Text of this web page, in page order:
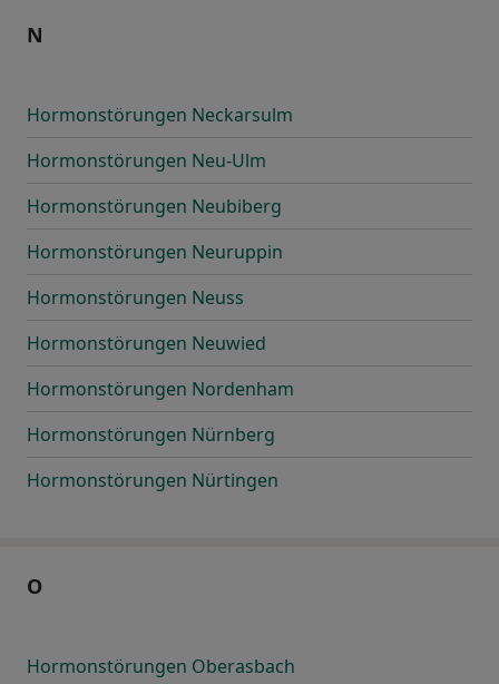
N
Hormonstörungen Neckarsulm
Hormonstörungen Neu-Ulm
Hormonstörungen Neubiberg
Hormonstörungen Neuruppin
Hormonstörungen Neuss
Hormonstörungen Neuwied
Hormonstörungen Nordenham
Hormonstörungen Nürnberg
Hormonstörungen Nürtingen
O
Hormonstörungen Oberasbach